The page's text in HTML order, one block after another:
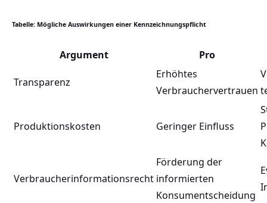
Tabelle: Mögliche Auswirkungen ‌einer Kennzeichnungspflicht
Argument Pro
Transparenz
Erhöhtes
⁢Verbrauchervertrauen
Produktionskosten Geringer Einfluss
Verbraucherinformationsrecht
Förderung ⁣der
⁢informierten
Konsumentscheidung